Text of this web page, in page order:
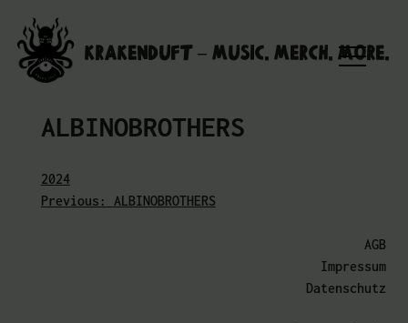
Skip
to
content
Krakenduft – MUSIC. MERCH. MORE.
ALBINOBROTHERS
2024
Beitragsnavigation
Previous: ALBINOBROTHERS
AGB
Impressum
Datenschutz